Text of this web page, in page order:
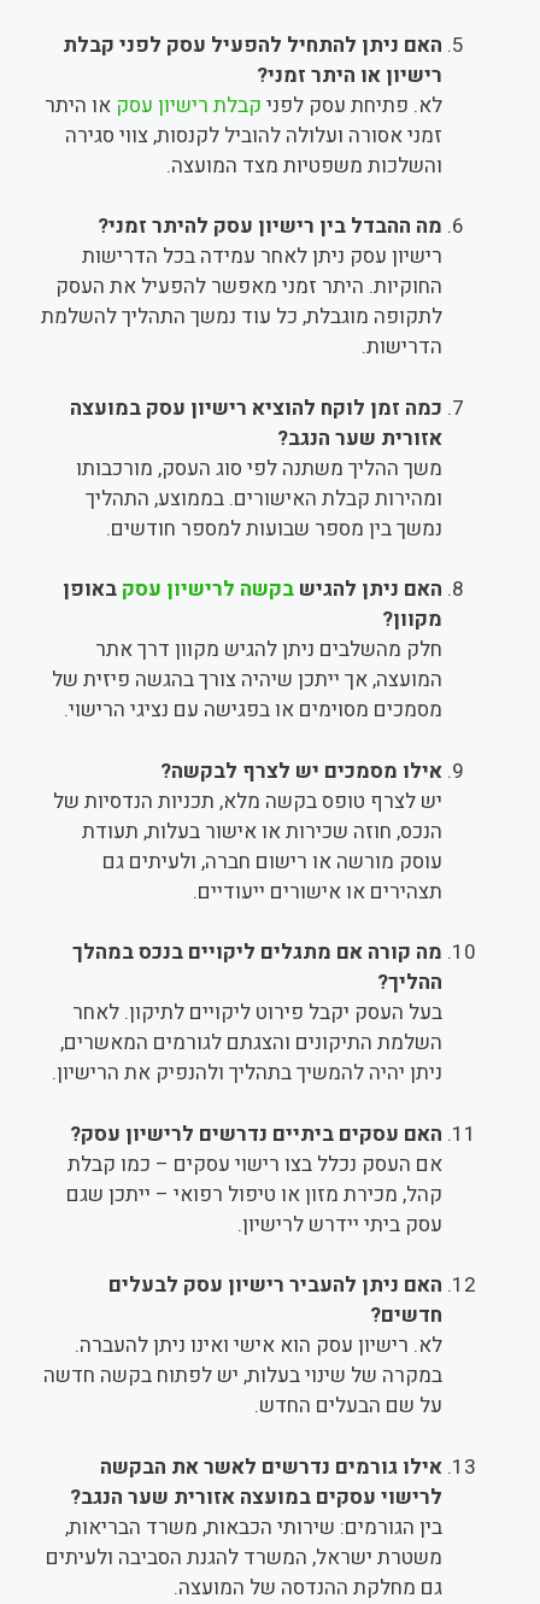
האם ניתן להתחיל להפעיל עסק לפני קבלת
רישיון או היתר זמני?
לא. פתיחת עסק לפני קבלת רישיון עסק או היתר
זמני אסורה ועלולה להוביל לקנסות, צווי סגירה
והשלכות משפטיות מצד המועצה.
מה ההבדל בין רישיון עסק להיתר זמני?
רישיון עסק ניתן לאחר עמידה בכל הדרישות
החוקיות. היתר זמני מאפשר להפעיל את העסק
לתקופה מוגבלת, כל עוד נמשך התהליך להשלמת
הדרישות.
כמה זמן לוקח להוציא רישיון עסק במועצה
אזורית שער הנגב?
משך ההליך משתנה לפי סוג העסק, מורכבותו
ומהירות קבלת האישורים. בממוצע, התהליך
נמשך בין מספר שבועות למספר חודשים.
האם ניתן להגיש בקשה לרישיון עסק באופן
מקוון?
חלק מהשלבים ניתן להגיש מקוון דרך אתר
המועצה, אך ייתכן שיהיה צורך בהגשה פיזית של
מסמכים מסוימים או בפגישה עם נציגי הרישוי.
אילו מסמכים יש לצרף לבקשה?
יש לצרף טופס בקשה מלא, תכניות הנדסיות של
הנכס, חוזה שכירות או אישור בעלות, תעודת
עוסק מורשה או רישום חברה, ולעיתים גם
תצהירים או אישורים ייעודיים.
מה קורה אם מתגלים ליקויים בנכס במהלך
ההליך?
בעל העסק יקבל פירוט ליקויים לתיקון. לאחר
השלמת התיקונים והצגתם לגורמים המאשרים,
ניתן יהיה להמשיך בתהליך ולהנפיק את הרישיון.
האם עסקים ביתיים נדרשים לרישיון עסק?
אם העסק נכלל בצו רישוי עסקים – כמו קבלת
קהל, מכירת מזון או טיפול רפואי – ייתכן שגם
עסק ביתי יידרש לרישיון.
האם ניתן להעביר רישיון עסק לבעלים
חדשים?
לא. רישיון עסק הוא אישי ואינו ניתן להעברה.
במקרה של שינוי בעלות, יש לפתוח בקשה חדשה
על שם הבעלים החדש.
אילו גורמים נדרשים לאשר את הבקשה
לרישוי עסקים במועצה אזורית שער הנגב?
בין הגורמים: שירותי הכבאות, משרד הבריאות,
משטרת ישראל, המשרד להגנת הסביבה ולעיתים
גם מחלקת ההנדסה של המועצה.